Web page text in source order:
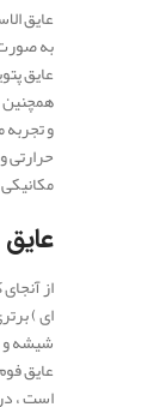
عایق
به
عایق
و
حرارتی
از
ای )
شیشه و
عایق
است ،